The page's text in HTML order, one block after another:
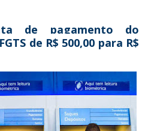
de pagamento do
de R$ 500,00 para R$